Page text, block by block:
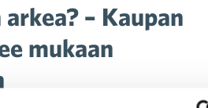
– Kaupan
mukaan